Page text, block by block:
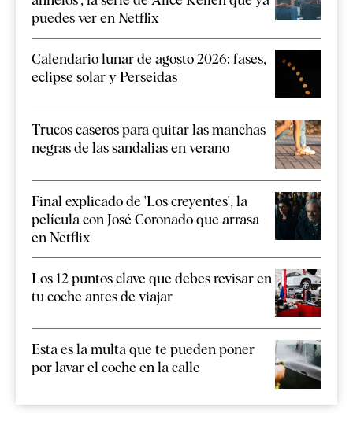
puedes ver en Netflix
Calendario lunar de agosto 2026: fases,
eclipse solar y Perseidas
Trucos caseros para quitar las manchas
negras de las sandalias en verano
Final explicado de 'Los creyentes', la
película con José Coronado que arrasa
en Netflix
Los 12 puntos clave que debes revisar en
tu coche antes de viajar
Esta es la multa que te pueden poner
por lavar el coche en la calle